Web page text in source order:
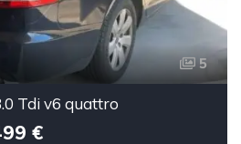
5
Tdi v6 quattro
€